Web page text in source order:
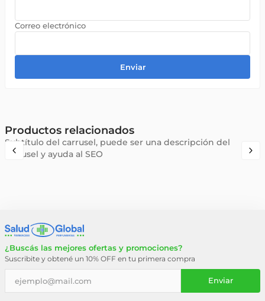
Enviar
Productos relacionados
Subtítulo del carrusel, puede ser una descripción del
carrusel y ayuda al SEO
¿Buscás las mejores ofertas y promociones?
Suscribite y obtené un 10% OFF en tu primera compra
Enviar